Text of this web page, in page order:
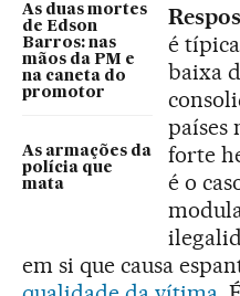
As duas mortes
de Edson
Barros: nas
mãos da PM e
na caneta do
promotor
As armações da
polícia que
mata
é
baixa
países
forte
é o
em si que causa